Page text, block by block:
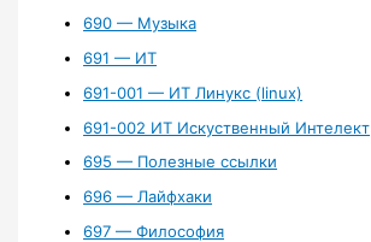
690 — Музыка
691 — ИТ
691-001 — ИТ Линукс (linux)
691-002 ИТ Искуственный Интелект
695 — Полезные ссылки
696 — Лайфхаки
697 — Философия